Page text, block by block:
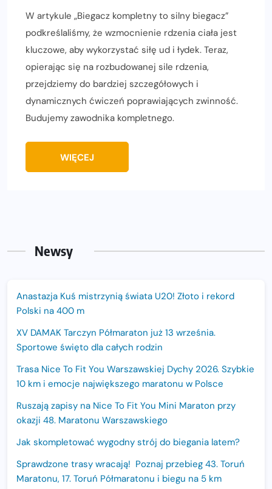
W artykule „Biegacz kompletny to silny biegacz”
podkreślaliśmy, że wzmocnienie rdzenia ciała jest
kluczowe, aby wykorzystać siłę ud i łydek. Teraz,
opierając się na rozbudowanej sile rdzenia,
przejdziemy do bardziej szczegółowych i
dynamicznych ćwiczeń poprawiających zwinność.
Budujemy zawodnika kompletnego.
WIĘCEJ
Newsy
Anastazja Kuś mistrzynią świata U20! Złoto i rekord
Polski na 400 m
XV DAMAK Tarczyn Półmaraton już 13 września.
Sportowe święto dla całych rodzin
Trasa Nice To Fit You Warszawskiej Dychy 2026. Szybkie
10 km i emocje największego maratonu w Polsce
Ruszają zapisy na Nice To Fit You Mini Maraton przy
okazji 48. Maratonu Warszawskiego
Jak skompletować wygodny strój do biegania latem?
Sprawdzone trasy wracają! Poznaj przebieg 43. Toruń
Maratonu, 17. Toruń Półmaratonu i biegu na 5 km